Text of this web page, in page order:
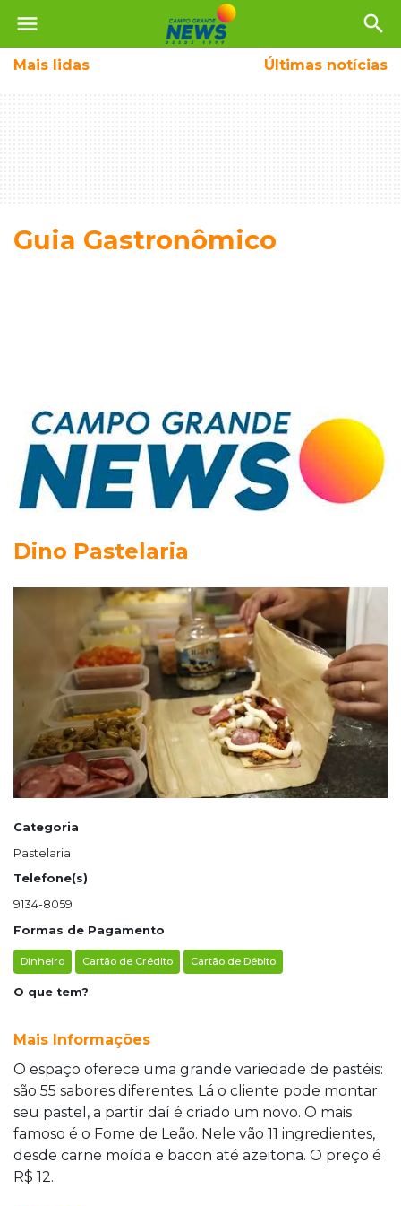
menu search
Mais lidas Últimas notícias
Guia Gastronômico
Dino Pastelaria
Categoria
Pastelaria
Telefone(s)
9134-8059
Formas de Pagamento
Dinheiro Cartão de Crédito Cartão de Débito
O que tem?
Mais Informações
O espaço oferece uma grande variedade de pastéis:
são 55 sabores diferentes. Lá o cliente pode montar
seu pastel, a partir daí é criado um novo. O mais
famoso é o Fome de Leão. Nele vão 11 ingredientes,
desde carne moída e bacon até azeitona. O preço é
R$ 12.